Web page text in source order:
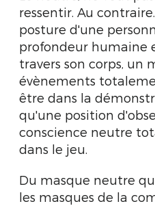
ressentir. Au
posture d'une
profondeur humaine
travers son corps, un
évènements
être dans la
qu'une position
conscience neutre
dans le jeu.
Du masque neutre
les masques de la